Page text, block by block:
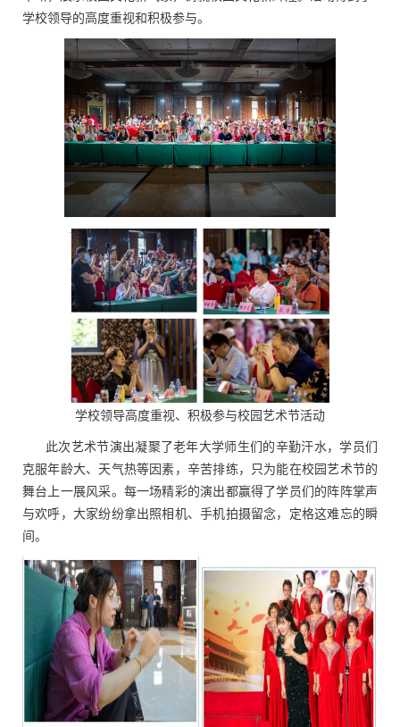
学校领导的高度重视和积极参与。
学校领导高度重视、积极参与校园艺术节活动
此次艺术节演出凝聚了老年大学师生们的辛勤汗水，学员们
克服年龄大、天气热等因素，辛苦排练，只为能在校园艺术节的
舞台上一展风采。每一场精彩的演出都赢得了学员们的阵阵掌声
与欢呼，大家纷纷拿出照相机、手机拍摄留念，定格这难忘的瞬
间。